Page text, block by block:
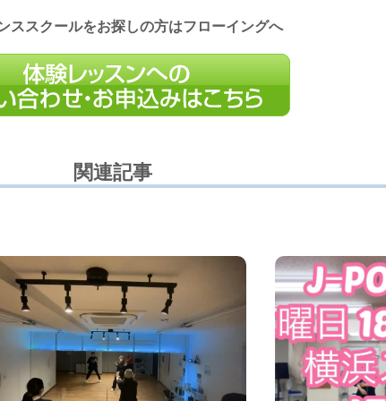
ススクールをお探しの方はフローイングへ
関連記事